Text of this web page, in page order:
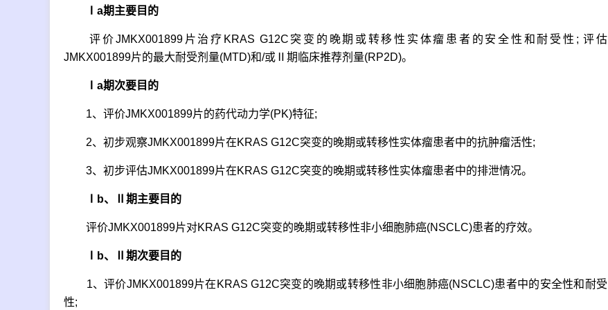
Ⅰa期主要目的
评价JMKX001899片治疗KRAS G12C突变的晚期或转移性实体瘤患者的安全性和耐受性; 评估
JMKX001899片的最大耐受剂量(MTD)和/或Ⅱ期临床推荐剂量(RP2D)。
Ⅰa期次要目的
1、评价JMKX001899片的药代动力学(PK)特征;
2、初步观察JMKX001899片在KRAS G12C突变的晚期或转移性实体瘤患者中的抗肿瘤活性;
3、初步评估JMKX001899片在KRAS G12C突变的晚期或转移性实体瘤患者中的排泄情况。
Ⅰb、Ⅱ期主要目的
评价JMKX001899片对KRAS G12C突变的晚期或转移性非小细胞肺癌(NSCLC)患者的疗效。
Ⅰb、Ⅱ期次要目的
1、评价JMKX001899片在KRAS G12C突变的晚期或转移性非小细胞肺癌(NSCLC)患者中的安全性和耐受
性;